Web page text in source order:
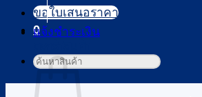
0
ขอใบเสนอราคา
แจ้งชำระเงิน
ค้นหา: